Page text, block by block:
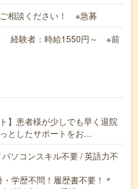
相談ください！ ※急募
経験者：時給1550円～ ※前
】患者様が少しでも早く退院
としたサポートをお…
ソコンスキル不要 / 英語力不
学歴不問！履歴書不要！＊